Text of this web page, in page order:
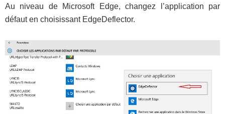
Au niveau de Microsoft Edge, changez l’application par
défaut en choisissant EdgeDeflector.